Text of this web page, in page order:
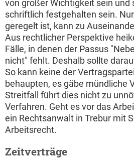
von großer Wichtigkeit sein und
schriftlich festgehalten sein.
geregelt ist, kann zu
Aus rechtlicher Perspektive
Fälle, in denen der Passus
nicht" fehlt. Deshalb sollte
So kann keine der
behaupten, es gäbe mündliche
Streitfall führt dies nicht zu
Verfahren. Geht es vor das
ein Rechtsanwalt in Trebur mit
Arbeitsrecht.
Zeitverträge